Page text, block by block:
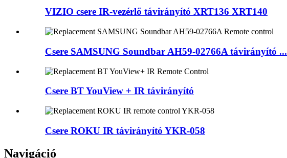
VIZIO csere IR-vezérlő távirányító XRT136 XRT140
Csere SAMSUNG Soundbar AH59-02766A távirányító ...
Csere BT YouView + IR távirányító
Csere ROKU IR távirányító YKR-058
Navigáció